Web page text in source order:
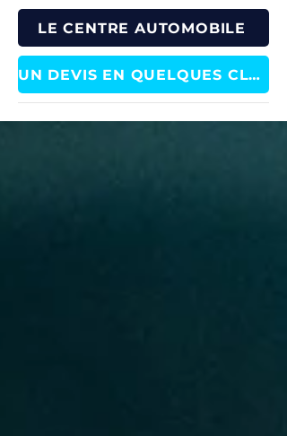
LE CENTRE AUTOMOBILE
UN DEVIS EN QUELQUES CLICS !